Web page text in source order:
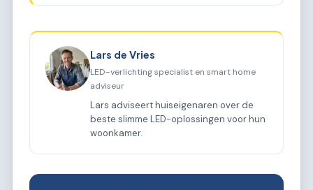
Lars de Vries
LED-verlichting specialist en smart home
adviseur
Lars adviseert huiseigenaren over de
beste slimme LED-oplossingen voor hun
woonkamer.